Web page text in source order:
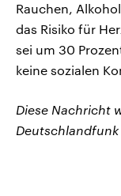
Rauchen,
das Risiko für
sei um 30
keine sozialen
Diese Nachricht